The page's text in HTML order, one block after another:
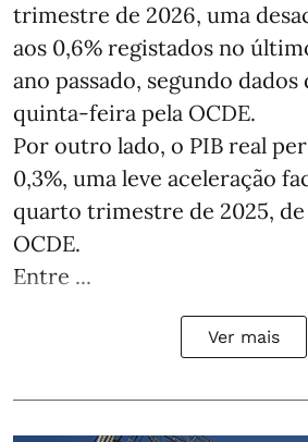
trimestre de 2026, uma
aos 0,6% registados no
ano passado, segundo
quinta-feira pela OCDE.
Por outro lado, o PIB real
0,3%, uma leve aceleração
quarto trimestre de 2025,
OCDE.
Entre ...
Ver mais